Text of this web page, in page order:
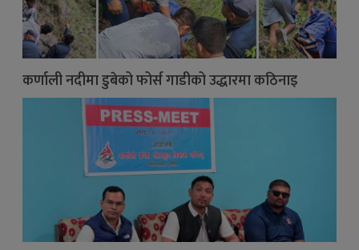
कर्णाली नदीमा डुबेको फोर्स गाडीको उद्धारमा कठिनाइ